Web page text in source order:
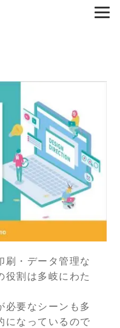
刷・データ管理な
役割は多岐にわた
必要なシーンも多
になっているので